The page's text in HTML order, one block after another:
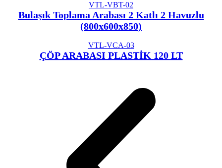
VTL-VBT-02
Bulaşık Toplama Arabası 2 Katlı 2 Havuzlu
(800x600x850)
VTL-VCA-03
ÇÖP ARABASI PLASTİK 120 LT